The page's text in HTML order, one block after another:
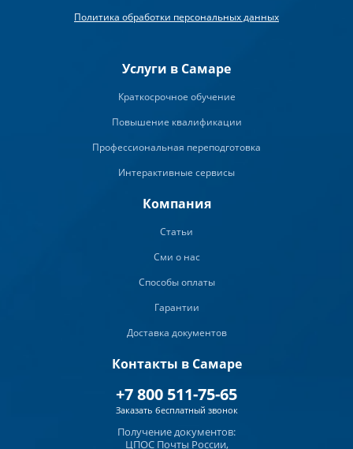
Политика обработки персональных данных
Услуги в Самаре
Краткосрочное обучение
Повышение квалификации
Профессиональная переподготовка
Интерактивные сервисы
Компания
Статьи
Сми о нас
Способы оплаты
Гарантии
Доставка документов
Контакты в Самаре
+7 800 511-75-65
Заказать бесплатный звонок
Получение документов:
ЦПОС Почты России,